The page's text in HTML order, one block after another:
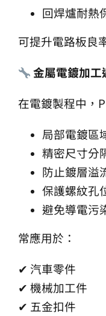
回焊爐耐熱
可提升電路板良
金屬電鍍加工
在電鍍製程中，
局部電鍍區
精密尺寸分
防止鍍層溢
保護螺紋孔
避免導電污
常應用於：
✔ 汽車零件
✔ 機械加工件
✔ 五金扣件